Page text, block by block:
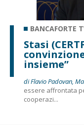
BANCAFORTE
Stasi
insieme”
di Flavio Padovan,
essere affrontata
cooperazi...